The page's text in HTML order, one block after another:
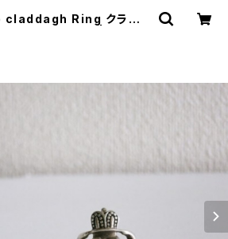
Ring クラダリ